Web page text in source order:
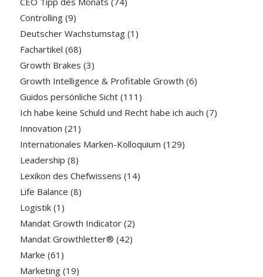
Controlling(9)
Deutscher Wachstumstag(1)
Fachartikel (68)
Growth Brakes (3)
Growth Intelligence & Profitable Growth (6)
Guidos persönliche Sicht(111)
Ich habe keine Schuld und Recht habe ich auch (7)
Innovation (21)
Internationales Marken-Kolloquium (129)
Leadership (8)
Lexikon des Chefwissens (14)
Life Balance (8)
Logistik(1)
Mandat Growth Indicator(2)
Mandat Growthletter® (42)
Marke (61)
Marketing(19)